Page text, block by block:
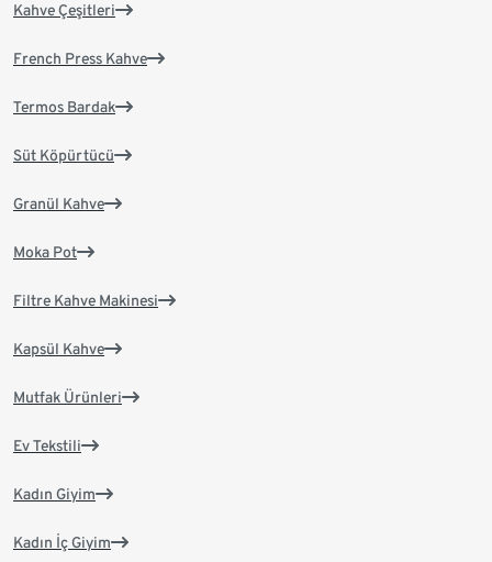
Kahve Çeşitleri
French Press Kahve
Termos Bardak
Süt Köpürtücü
Granül Kahve
Moka Pot
Filtre Kahve Makinesi
Kapsül Kahve
Mutfak Ürünleri
Ev Tekstili
Kadın Giyim
Kadın İç Giyim